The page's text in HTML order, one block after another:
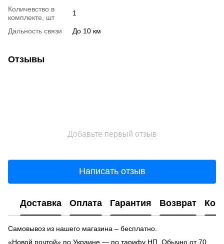
Количевство в
комплекте, шт
1
Дальность связи До 10 км
Отзывы
Добавьте первый отзыв
Написать отзыв
Доставка Оплата Гарантия Возврат
Самовывоз из нашего магазина – бесплатно.
«Новой почтой» по Украине — по тарифу НП. Обычно от 70